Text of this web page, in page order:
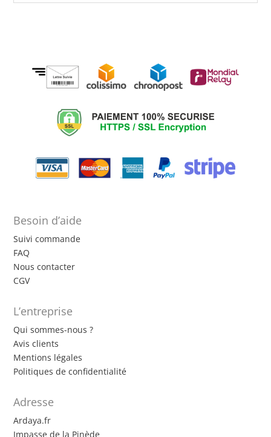
Besoin d’aide
Suivi commande
FAQ
Nous contacter
CGV
L’entreprise
Qui sommes-nous ?
Avis clients
Mentions légales
Politiques de confidentialité
Adresse
Ardaya.fr
Impasse de la Pinède